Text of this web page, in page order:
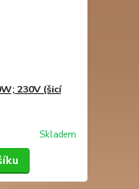
230V (šicí
Skladem